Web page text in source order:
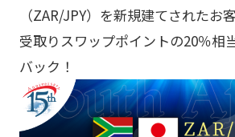
（ZAR/JPY）を新規建てされたお
受取りスワップポイントの20％相
バック！